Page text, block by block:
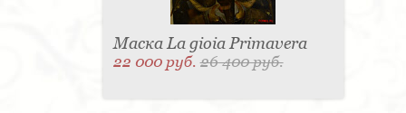
Маска La gioia Primavera
22 000 руб.26 400 руб.